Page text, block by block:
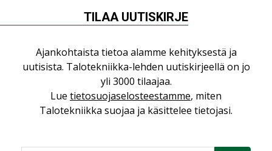
LEHDEN ARTIKKELIT,TILAAJILLE
KATSO KAIKKI
TILAA UUTISKIRJE
Ajankohtaista tietoa alamme kehityksestä ja
uutisista. Talotekniikka-lehden uutiskirjeellä on jo
yli 3000 tilaajaa.
Lue tietosuojaselosteestamme, miten
Talotekniikka suojaa ja käsittelee tietojasi.